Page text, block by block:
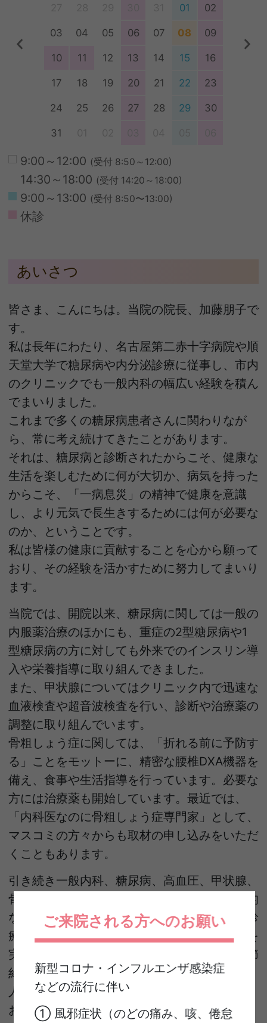
ご来院される方へのお願い
新型コロナ・インフルエンザ感染症
などの流行に伴い
① 風邪症状（のどの痛み、咳、倦怠
01 02
03 04 05 06 07 08 09
10 11 12 13 14 15 16
17 18 19 20 21 22 23
24 25 26 27 28 29 30
31
Previous
9:00～12:00 (受付 8:50～12:00)
14:30～18:00 (受付 14:20～18:00)
9:00～13:00 (受付 8:50〜13:00)
休診
あいさつ
皆さま、こんにちは。当院の院長、加藤朋子で
す。
私は長年にわたり、名古屋第二赤十字病院や順
天堂大学で糖尿病や内分泌診療に従事し、市内
のクリニックでも一般内科の幅広い経験を積ん
でまいりました。
これまで多くの糖尿病患者さんに関わりなが
ら、常に考え続けてきたことがあります。
それは、糖尿病と診断されたからこそ、健康な
生活を楽しむために何が大切か、病気を持った
からこそ、「一病息災」の精神で健康を意識
し、より元気で長生きするためには何が必要な
のか、ということです。
私は皆様の健康に貢献することを心から願って
おり、その経験を活かすために努力してまいり
ます。
当院では、開院以来、糖尿病に関しては一般の
内服薬治療のほかにも、重症の2型糖尿病や1
型糖尿病の方に対しても外来でのインスリン導
入や栄養指導に取り組んできました。
また、甲状腺についてはクリニック内で迅速な
血液検査や超音波検査を行い、診断や治療薬の
調整に取り組んでいます。
骨粗しょう症に関しては、「折れる前に予防す
る」ことをモットーに、精密な腰椎DXA機器を
備え、食事や生活指導を行っています。必要な
方には治療薬も開始しています。最近では、
「内科医なのに骨粗しょう症専門家」として、
マスコミの方々からも取材の申し込みをいただ
くこともあります。
引き続き一般内科、糖尿病、高血圧、甲状腺、
骨粗しょう症、肥満、内分泌疾患などの専門的
な疾患について、地域の病院と連携しながら診
療にあたります。クリニック内で迅速な検査を
実施し、診療においてもお時間をできる限り節
約できるよう努めて参ります。
人生100年時代において、皆様の健康のために
お役に立ちたいと願っております。